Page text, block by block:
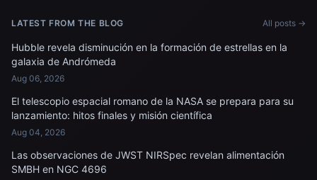
LATEST FROM THE BLOG All posts →
Hubble revela disminución en la formación de estrellas en la
galaxia de Andrómeda
Aug 06, 2026
El telescopio espacial romano de la NASA se prepara para su
lanzamiento: hitos finales y misión científica
Aug 04, 2026
Las observaciones de JWST NIRSpec revelan alimentación
SMBH en NGC 4696